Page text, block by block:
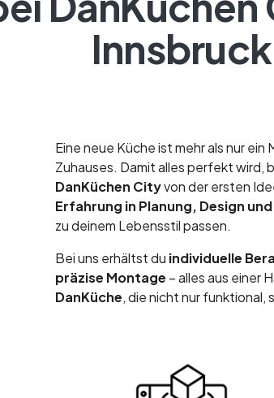
Innsbruck
Eine neue Küche ist mehr als nur
Zuhauses. Damit alles perfekt wird,
DanKüchen Cityvon der ersten
Erfahrung in Planung, Design
zu deinem Lebensstil passen.
Bei uns erhältst du individuelle
präzise Montage – alles aus einer
DanKüche, die nicht nur